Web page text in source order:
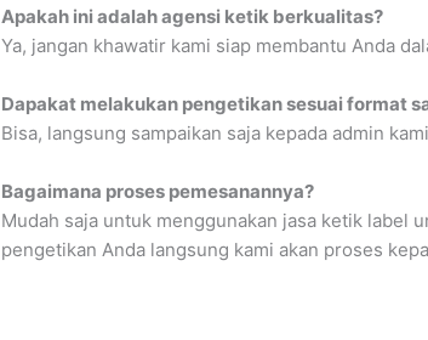
Apakah ini adalah agensi ketik berkualitas?
Ya, jangan khawatir kami siap membantu Anda
Dapakat melakukan pengetikan sesuai format
Bisa, langsung sampaikan saja kepada admin
Bagaimana proses pemesanannya?
Mudah saja untuk menggunakan jasa ketik label
pengetikan Anda langsung kami akan proses